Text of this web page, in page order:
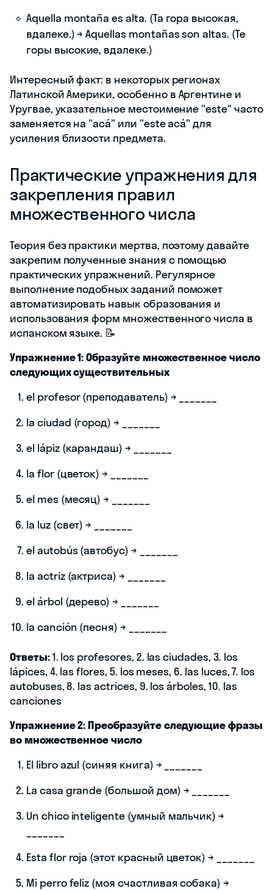
Aquella montaña es alta. (Та гора высокая,
вдалеке.) → Aquellas montañas son altas. (Те
горы высокие, вдалеке.)
Интересный факт: в некоторых регионах
Латинской Америки, особенно в Аргентине и
Уругвае, указательное местоимение "este" часто
заменяется на "acá" или "este acá" для
усиления близости предмета.
Практические упражнения для
закрепления правил
множественного числа
Теория без практики мертва, поэтому давайте
закрепим полученные знания с помощью
практических упражнений. Регулярное
выполнение подобных заданий поможет
автоматизировать навык образования и
использования форм множественного числа в
испанском языке. 📝
Упражнение 1: Образуйте множественное число
следующих существительных
el profesor (преподаватель) → _______
la ciudad (город) → _______
el lápiz (карандаш) → _______
la flor (цветок) → _______
el mes (месяц) → _______
la luz (свет) → _______
el autobús (автобус) → _______
la actriz (актриса) → _______
el árbol (дерево) → _______
la canción (песня) → _______
Ответы:1. los profesores, 2. las ciudades, 3. los
lápices, 4. las flores, 5. los meses, 6. las luces, 7. los
autobuses, 8. las actrices, 9. los árboles, 10. las
canciones
Упражнение 2: Преобразуйте следующие фразы
во множественное число
El libro azul (синяя книга) → _______
La casa grande (большой дом) → _______
Un chico inteligente (умный мальчик) →
Esta flor roja (этот красный цветок) → _______
Mi perro feliz (моя счастливая собака) →